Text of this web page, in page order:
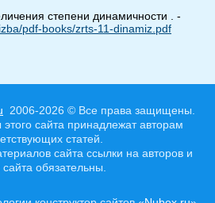
степени динамичности . -
pdf-books/zrts-11-dinamiz.pdf
2006-2026 © Все права защищены.
сайта принадлежат авторам
статей.
сайта ссылки на авторов и
обязательны.